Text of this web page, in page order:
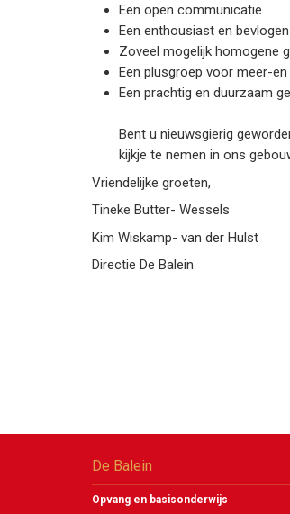
Een open communicatie
Een enthousiast en
Zoveel mogelijk homogene
Een plusgroep voor meer-
Een prachtig en duurzaam
Bent u nieuwsgierig
kijkje te nemen in ons
Vriendelijke groeten,
Tineke Butter- Wessels
Kim Wiskamp- van der Hulst
Directie De
De Balein
Opvang en basisonderwijs